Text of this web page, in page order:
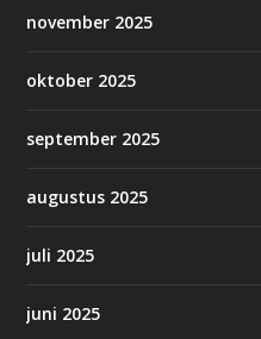
november 2025
oktober 2025
september 2025
augustus 2025
juli 2025
juni 2025